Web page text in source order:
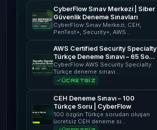
CyberFlow Sınav Merkezi | Siber
Güvenlik Deneme Sınavları
CyberFlow Sınav Merkezi; CEH,
PenTest+, Security+, AWS…
AWS Certified Security Specialty
Türkçe Deneme Sınavı – 65 Soru
| CyberFlow
CyberFlow AWS Security Specialty
Türkçe deneme sınavı…
ÜCRETSİZ
CEH Deneme Sınavı – 100
Türkçe Soru | CyberFlow
100 özgün Türkçe sorudan oluşan
ücretsiz CEH deneme sı…